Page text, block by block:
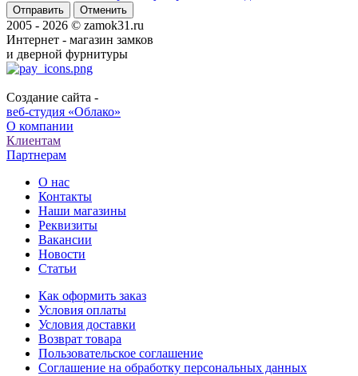
Отменить
2005 - 2026 © zamok31.ru
Интернет - магазин замков
и дверной фурнитуры
Создание сайта -
веб-студия «Облако»
О компании
Клиентам
Партнерам
О нас
Контакты
Наши магазины
Реквизиты
Вакансии
Новости
Статьи
Как оформить заказ
Условия оплаты
Условия доставки
Возврат товара
Пользовательское соглашение
Соглашение на обработку персональных данных